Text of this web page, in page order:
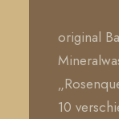
original
10